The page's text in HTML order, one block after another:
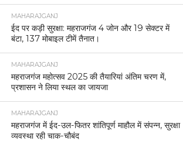
MAHARAJGANJ
ईद पर कड़ी सुरक्षा: महराजगंज 4 जोन और 19 सेक्टर में
बंटा, 137 मोबाइल टीमें तैनात।
MAHARAJGANJ
महराजगंज महोत्सव 2025 की तैयारियां अंतिम चरण में,
प्रशासन ने लिया स्थल का जायजा
MAHARAJGANJ
महराजगंज में ईद-उल-फितर शांतिपूर्ण माहौल में संपन्न, सुरक्षा
व्यवस्था रही चाक-चौबंद